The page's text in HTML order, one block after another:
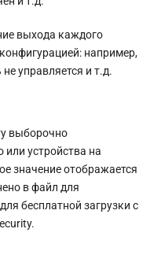
выхода каждого
например,
управляется и т.д.
выборочно
или устройства на
значение отображается
в файл для
бесплатной загрузки с